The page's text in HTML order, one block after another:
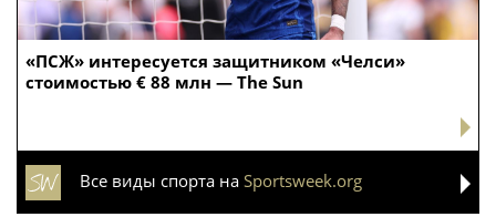
«ПСЖ» интересуется защитником «Челси»
стоимостью € 88 млн — The Sun
Все виды спорта на Sportsweek.org